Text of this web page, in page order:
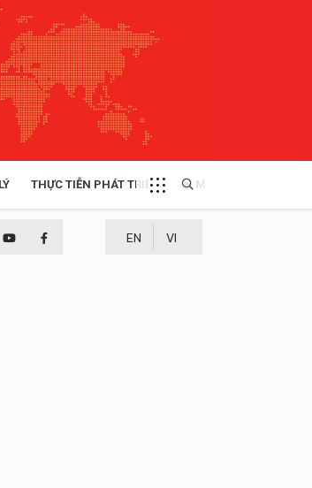
THỰC TIỄN PHÁT TRIỂN MULTIMEDIA
EN VI